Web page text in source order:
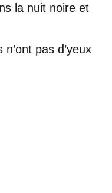
la nuit noire et
pas d’yeux